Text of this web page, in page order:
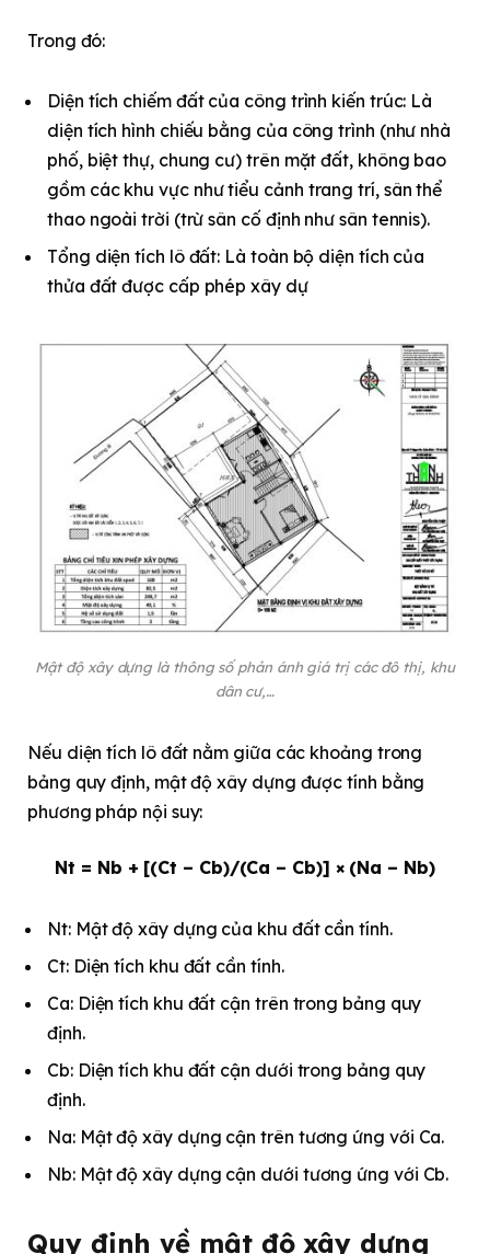
Trong đó:
Diện tích chiếm đất của công trình kiến trúc: Là
diện tích hình chiếu bằng của công trình (như nhà
phố, biệt thự, chung cư) trên mặt đất, không bao
gồm các khu vực như tiểu cảnh trang trí, sân thể
thao ngoài trời (trừ sân cố định như sân tennis).
Tổng diện tích lô đất: Là toàn bộ diện tích của
thửa đất được cấp phép xây dự
Mật độ xây dựng là thông số phản ánh giá trị các đô thị, khu
dân cư,…
Nếu diện tích lô đất nằm giữa các khoảng trong
bảng quy định, mật độ xây dựng được tính bằng
phương pháp nội suy:
Nt = Nb + [(Ct – Cb)/(Ca – Cb)] × (Na – Nb)
Nt: Mật độ xây dựng của khu đất cần tính.
Ct: Diện tích khu đất cần tính.
Ca: Diện tích khu đất cận trên trong bảng quy
định.
Cb: Diện tích khu đất cận dưới trong bảng quy
định.
Na: Mật độ xây dựng cận trên tương ứng với Ca.
Nb: Mật độ xây dựng cận dưới tương ứng với Cb.
Quy định về mật độ xây dựng